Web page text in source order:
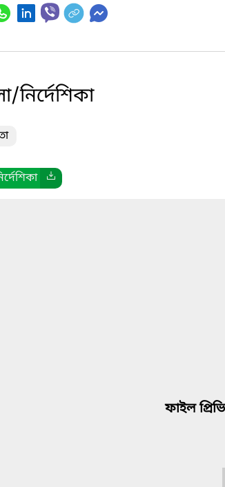
নির্দেশিকা
ফাইল